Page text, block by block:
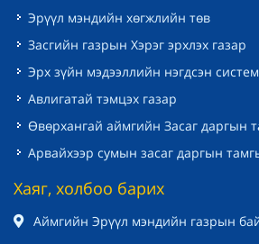
Эрүүл мэндийн хөгжлийн төв
Засгийн газрын Хэрэг эрхлэх газар
Эрх зүйн мэдээллийн нэгдсэн систем
Авлигатай тэмцэх газар
Өвөрхангай аймгийн Засаг даргын
Арвайхээр сумын засаг даргын
Хаяг, холбоо барих
Аймгийн Эрүүл мэндийн газрын